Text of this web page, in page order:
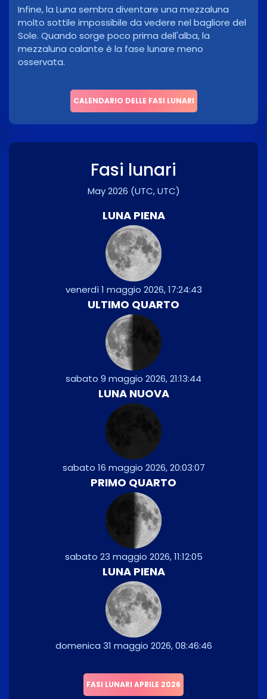
Infine, la Luna sembra diventare una mezzaluna
molto sottile impossibile da vedere nel bagliore del
Sole. Quando sorge poco prima dell'alba, la
mezzaluna calante è la fase lunare meno
osservata.
CALENDARIO DELLE FASI LUNARI
Fasi lunari
May 2026 (UTC, UTC)
LUNA PIENA
venerdì 1 maggio 2026, 17:24:43
ULTIMO QUARTO
sabato 9 maggio 2026, 21:13:44
LUNA NUOVA
sabato 16 maggio 2026, 20:03:07
PRIMO QUARTO
sabato 23 maggio 2026, 11:12:05
LUNA PIENA
domenica 31 maggio 2026, 08:46:46
FASI LUNARI APRILE 2026